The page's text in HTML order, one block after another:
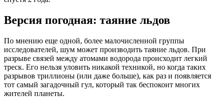
Версия погодная: таяние льдов
По мнению еще одной, более малочисленной группы
исследователей, шум может производить таяние льдов. При
разрыве связей между атомами водорода происходит легкий
треск. Его нельзя уловить никакой техникой, но когда таких
разрывов триллионы (или даже больше), как раз и появляется
тот самый загадочный гул, который так беспокоит многих
жителей планеты.